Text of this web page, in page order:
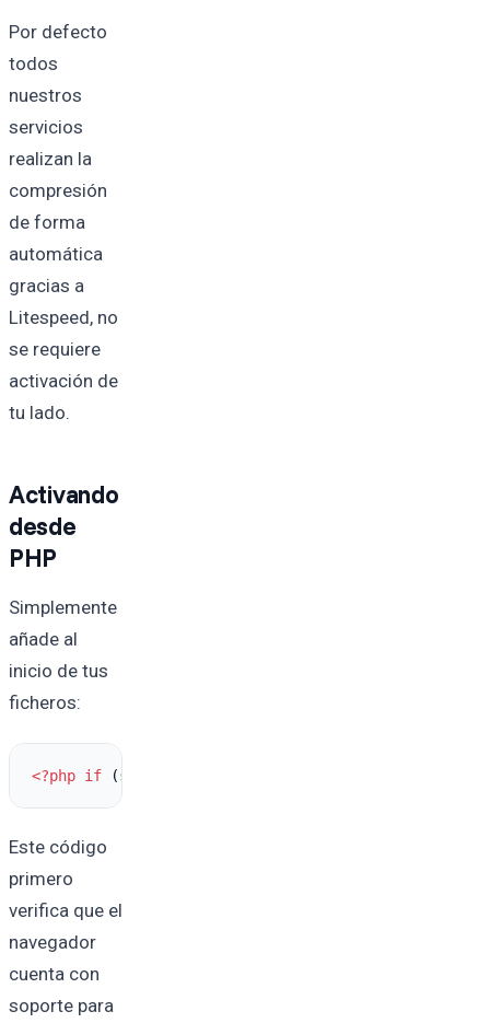
Por defecto
todos
nuestros
servicios
realizan la
compresión
de forma
automática
gracias a
Litespeed, no
se requiere
activación de
tu lado.
Activando
desde
PHP
Simplemente
añade al
inicio de tus
ficheros:
<?php if (substr_count
Este código
primero
verifica que el
navegador
cuenta con
soporte para